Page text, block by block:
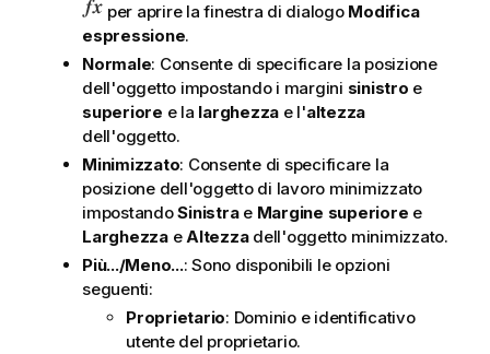
per aprire la finestra di dialogo Modifica
espressione.
Normale: Consente di specificare la posizione
dell'oggetto impostando i margini sinistro e
superiore e la larghezza e l'altezza
dell'oggetto.
Minimizzato: Consente di specificare la
posizione dell'oggetto di lavoro minimizzato
impostandoSinistrae Margine superiore e
LarghezzaeAltezzadell'oggetto minimizzato.
Più.../Meno...: Sono disponibili le opzioni
seguenti:
Proprietario: Dominio e identificativo
utente del proprietario.